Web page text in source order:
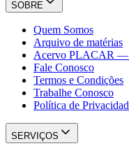
SOBRE
Quem Somos
Arquivo de matérias
Acervo PLACAR —
Fale Conosco
Termos e Condições
Trabalhe Conosco
Política de
SERVIÇOS